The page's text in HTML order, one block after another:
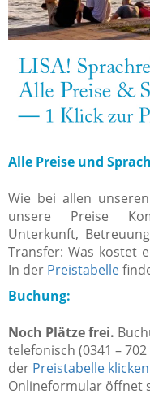
Alle Preise und
Wie bei allen unseren
unsere Preise
Unterkunft,
Transfer: Was kostet
In der Preistabelle
Buchung:
Noch Plätze frei.
telefonisch (0341 –
der Preistabelle klicken
Onlineformular öffnet